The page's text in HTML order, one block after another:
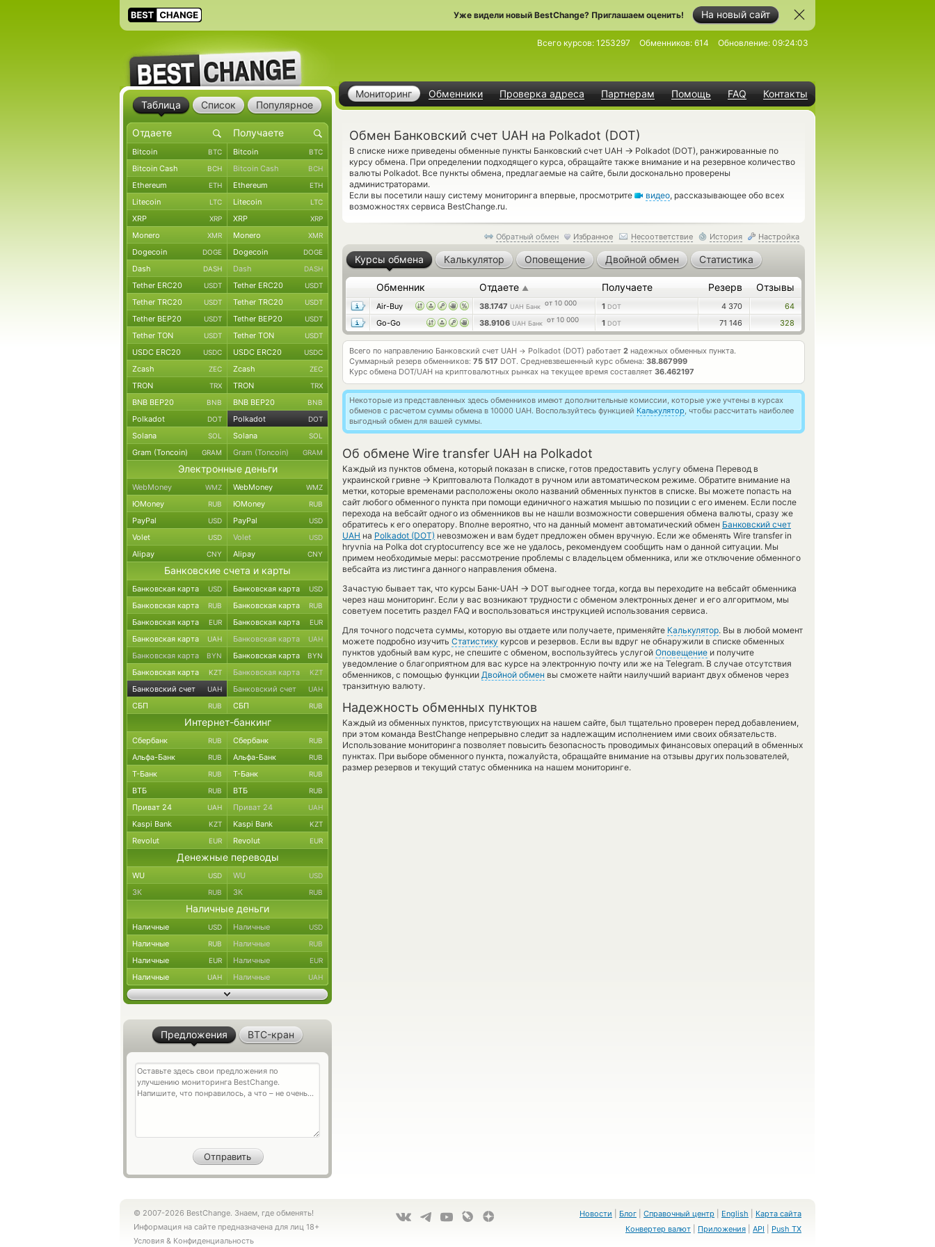
На новый сайт
Уже видели новый BestChange? Приглашаем оценить!
Мониторинг Обменники Проверка адреса Партнерам Помощь FAQ Контакты
Всего курсов: 1253297 Обменников: 614 Обновление: 09:24:03
Обмен Банковский счет UAH на Polkadot (DOT)
В списке ниже приведены обменные пункты Банковский счет UAH → Polkadot (DOT), ранжированные по
курсу обмена. При определении подходящего курса, обращайте также внимание и на резервное количество
валюты Polkadot. Все пункты обмена, предлагаемые на сайте, были досконально проверены
администраторами.
Если вы посетили нашу систему мониторинга впервые, просмотрите
видео, рассказывающее обо всех
возможностях сервиса BestChange.ru.
Обратный обмен Избранное Несоответствие История Настройка
Курсы обмена Калькулятор Оповещение Двойной обмен Статистика
Обменник Отдаете ▲ Получаете Резерв Отзывы
Air-Buy 38.1747 UAH Банк от 10 000 1 DOT 4 370
64
Go-Go
38.9106 UAH Банк от 10 000 1 DOT 71 146 328
Всего по направлению Банковский счет UAH → Polkadot (DOT) работает 2 надежных обменных пункта.
Суммарный резерв обменников: 75 517 DOT. Средневзвешенный курс обмена: 38.867999
Курс обмена DOT/UAH на криптовалютных рынках на текущее время составляет 36.462197
Некоторые из представленных здесь обменников имеют дополнительные комиссии, которые уже учтены в курсах
обменов с расчетом суммы обмена в 10000 UAH. Воспользуйтесь функцией Калькулятор, чтобы рассчитать наиболее
выгодный обмен для вашей суммы.
Об обмене Wire transfer UAH на Polkadot
Каждый из пунктов обмена, который показан в списке, готов предоставить услугу обмена Перевод в
украинской гривне → Криптовалюта Полкадот в ручном или автоматическом режиме. Обратите внимание на
метки, которые временами расположены около названий обменных пунктов в списке. Вы можете попасть на
сайт любого обменного пункта при помощи единичного нажатия мышью по позиции с его именем. Если после
перехода на вебсайт одного из обменников вы не нашли возможности совершения обмена валюты, сразу же
обратитесь к его оператору. Вполне вероятно, что на данный момент автоматический обмен Банковский счет
UAH на Polkadot (DOT) невозможен и вам будет предложен обмен вручную. Если же обменять Wire transfer in
hryvnia на Polka dot cryptocurrency все же не удалось, рекомендуем сообщить нам о данной ситуации. Мы
примем необходимые меры: рассмотрение проблемы с владельцем обменника, или же отключение обменного
вебсайта из листинга данного направления обмена.
Зачастую бывает так, что курсы Банк-UAH → DOT выгоднее тогда, когда вы переходите на вебсайт обменника
через наш мониторинг. Если у вас возникают трудности с обменом электронных денег и его алгоритмом, мы
советуем посетить раздел FAQ и воспользоваться инструкцией использования сервиса.
Для точного подсчета суммы, которую вы отдаете или получаете, применяйте Калькулятор. Вы в любой момент
можете подробно изучить Статистику курсов и резервов. Если вы вдруг не обнаружили в списке обменных
пунктов удобный вам курс, не спешите с обменом, воспользуйтесь услугой Оповещение и получите
уведомление о благоприятном для вас курсе на электронную почту или же на Telegram. В случае отсутствия
обменников, с помощью функции Двойной обмен вы сможете найти наилучший вариант двух обменов через
транзитную валюту.
Надежность обменных пунктов
Каждый из обменных пунктов, присутствующих на нашем сайте, был тщательно проверен перед добавлением,
при этом команда BestChange непрерывно следит за надлежащим исполнением ими своих обязательств.
Использование мониторинга позволяет повысить безопасность проводимых финансовых операций в обменных
пунктах. При выборе обменного пункта, пожалуйста, обращайте внимание на отзывы других пользователей,
размер резервов и текущий статус обменника на нашем мониторинге.
Таблица Список Популярное
Bitcoin BTC Bitcoin BTC
Bitcoin Cash BCH Bitcoin Cash BCH
Ethereum ETH Ethereum ETH
Litecoin LTC Litecoin LTC
XRP XRP XRP XRP
Monero XMR Monero XMR
Dogecoin DOGE Dogecoin DOGE
Dash DASH Dash DASH
Tether ERC20 USDT Tether ERC20 USDT
Tether TRC20 USDT Tether TRC20 USDT
Tether BEP20 USDT Tether BEP20 USDT
Tether TON USDT Tether TON USDT
USDC ERC20 USDC USDC ERC20 USDC
Zcash ZEC Zcash ZEC
TRON TRX TRON TRX
BNB BEP20 BNB BNB BEP20 BNB
Polkadot DOT Polkadot DOT
Solana SOL Solana SOL
Gram (Toncoin) GRAM Gram (Toncoin) GRAM
Электронные деньги
WebMoney WMZ WebMoney WMZ
ЮMoney RUB ЮMoney RUB
PayPal USD PayPal USD
Volet USD Volet USD
Alipay CNY Alipay CNY
Банковские счета и карты
Банковская карта USD Банковская карта USD
Банковская карта RUB Банковская карта RUB
Банковская карта EUR Банковская карта EUR
Банковская карта UAH Банковская карта UAH
Банковская карта BYN Банковская карта BYN
Банковская карта KZT Банковская карта KZT
Банковский счет UAH Банковский счет UAH
СБП RUB СБП RUB
Интернет-банкинг
Сбербанк RUB Сбербанк RUB
Альфа-Банк RUB Альфа-Банк RUB
Т-Банк RUB Т-Банк RUB
ВТБ RUB ВТБ RUB
Приват 24 UAH Приват 24 UAH
Kaspi Bank KZT Kaspi Bank KZT
Revolut EUR Revolut EUR
Денежные переводы
WU USD WU USD
ЗК RUB ЗК RUB
Наличные деньги
Наличные USD Наличные USD
Наличные RUB Наличные RUB
Наличные EUR Наличные EUR
Наличные UAH Наличные UAH
Предложения BTC-кран
© 2007-2026 BestChange. Знаем, где обменять!
Информация на сайте предназначена для лиц 18+
Условия & Конфиденциальность
Новости Блог Справочный центр English
Карта сайта
Конвертер валют
Приложения API Push TX